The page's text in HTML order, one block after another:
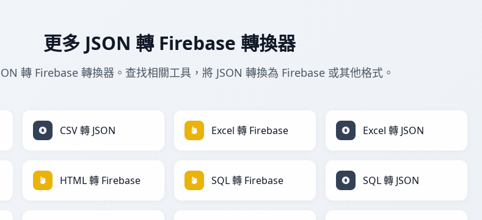
更多 JSON 轉 Firebase 轉換器
轉 Firebase 轉換器。查找相關工具，將 JSON 轉換為 Firebase 或其他格式。
CSV 轉 JSON Excel 轉 Firebase Excel 轉 JSON
HTML 轉 Firebase SQL 轉 Firebase SQL 轉 JSON